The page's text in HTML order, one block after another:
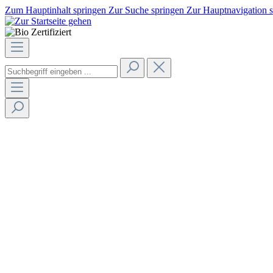
Zum Hauptinhalt springen Zur Suche springen Zur Hauptnavigation